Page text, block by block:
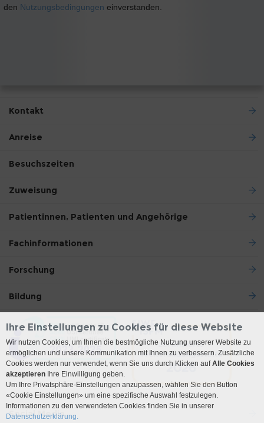
den Nutzungsbedingungen einverstanden.
Kontakt
Anreise
Besuchszeiten
Zuweisung
Patientinnen, Patienten und Angehörige
Fachinformationen
Forschung
Bildung
Social Media
Ihre Einstellungen zu Cookies für diese Website
Wir nutzen Cookies, um Ihnen die bestmögliche Nutzung unserer Website zu
ermöglichen und unsere Kommunikation mit Ihnen zu verbessern. Zusätzliche
Cookies werden nur verwendet, wenn Sie uns durch Klicken aufAlle Cookies
akzeptieren Ihre Einwilligung geben.
Um Ihre Privatsphäre-Einstellungen anzupassen, wählen Sie den Button
«Cookie Einstellungen» um eine spezifische Auswahl festzulegen.
Informationen zu den verwendeten Cookies finden Sie in unserer
Datenschutzerklärung.